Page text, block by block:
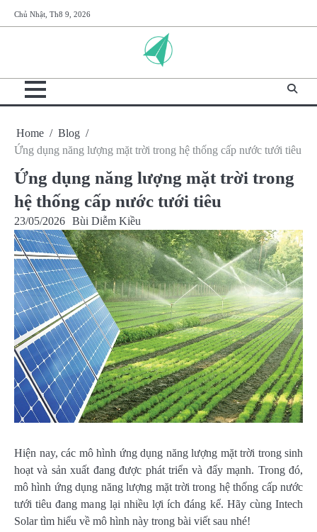
to
Chủ Nhật, Th8 9, 2026
Home
Blog
Ứng dụng năng lượng mặt trời trong hệ thống cấp nước tưới tiêu
Ứng dụng năng lượng mặt trời trong
hệ thống cấp nước tưới tiêu
23/05/2026 Bùi Diễm Kiều
Hiện nay, các mô hình ứng dụng năng lượng mặt trời trong sinh
hoạt và sản xuất đang được phát triển và đẩy mạnh. Trong đó,
mô hình ứng dụng năng lượng mặt trời trong hệ thống cấp nước
tưới tiêu đang mang lại nhiều lợi ích đáng kể. Hãy cùng Intech
Solar tìm hiểu về mô hình này trong bài viết sau nhé!